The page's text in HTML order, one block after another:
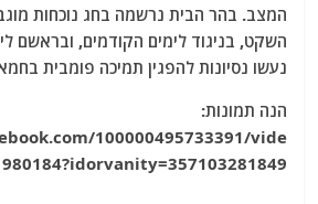
המצב. בהר הבית נרשמה בחג נוכחות
השקט, בניגוד לימים הקודמים, ובראשם
נעשו נסיונות להפגין תמיכה פומבית
הנה תמונות:
100000495733391/vide